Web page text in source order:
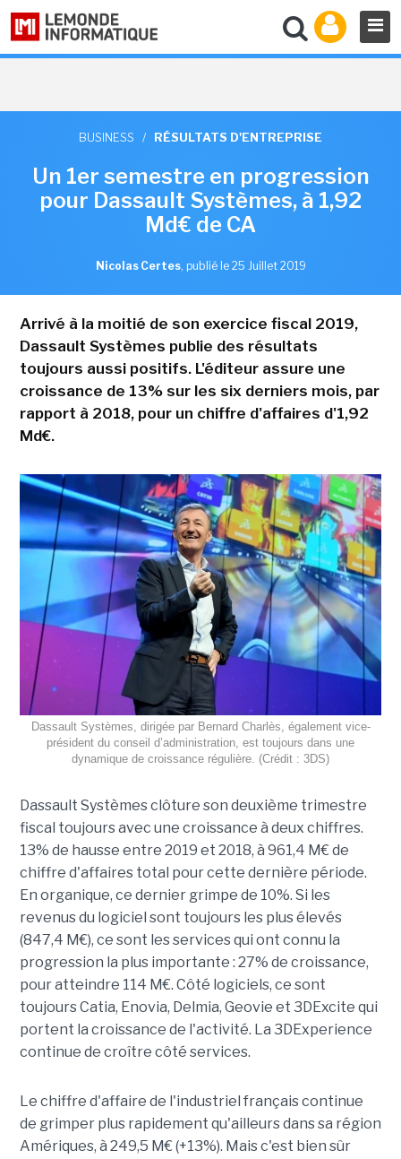
BUSINESS / RÉSULTATS D'ENTREPRISE
Un 1er semestre en progression
pour Dassault Systèmes, à 1,92
Md€ de CA
Nicolas Certes, publié le 25 Juillet 2019
Arrivé à la moitié de son exercice fiscal 2019,
Dassault Systèmes publie des résultats
toujours aussi positifs. L'éditeur assure une
croissance de 13% sur les six derniers mois, par
rapport à 2018, pour un chiffre d'affaires d'1,92
Md€.
Dassault Systèmes, dirigée par Bernard Charlès, également vice-
président du conseil d’administration, est toujours dans une
dynamique de croissance régulière. (Crédit : 3DS)
Dassault Systèmes clôture son deuxième trimestre
fiscal toujours avec une croissance à deux chiffres.
13% de hausse entre 2019 et 2018, à 961,4 M€ de
chiffre d'affaires total pour cette dernière période.
En organique, ce dernier grimpe de 10%. Si les
revenus du logiciel sont toujours les plus élevés
(847,4 M€), ce sont les services qui ont connu la
progression la plus importante : 27% de croissance,
pour atteindre 114 M€. Côté logiciels, ce sont
toujours Catia, Enovia, Delmia, Geovie et 3DExcite qui
portent la croissance de l'activité. La 3DExperience
continue de croître côté services.
Le chiffre d'affaire de l'industriel français continue
de grimper plus rapidement qu'ailleurs dans sa région
Amériques, à 249,5 M€ (+13%). Mais c'est bien sûr